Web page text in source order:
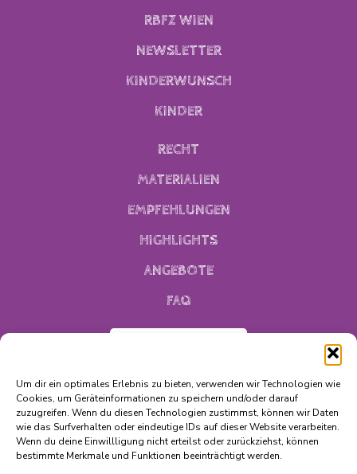
Um dir ein optimales Erlebnis zu bieten, verwenden wir Technologien wie
Cookies, um Geräteinformationen zu speichern und/oder darauf
zuzugreifen. Wenn du diesen Technologien zustimmst, können wir Daten
wie das Surfverhalten oder eindeutige IDs auf dieser Website verarbeiten.
Wenn du deine Einwillligung nicht erteilst oder zurückziehst, können
bestimmte Merkmale und Funktionen beeinträchtigt werden.
RBFZ WIEN
NEWSLETTER
KINDERWUNSCH
KINDER
RECHT
MATERIALIEN
EMPFEHLUNGEN
HIGHLIGHTS
ANGEBOTE
FAQ
© FAmOs 2026